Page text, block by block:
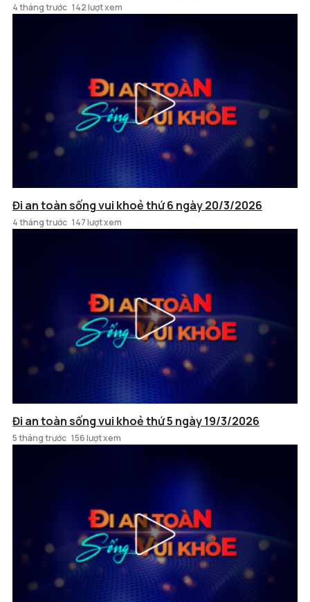
4 tháng trước 142 lượt xem
Đi an toàn sống vui khoẻ thứ 6 ngày 20/3/2026
4 tháng trước 147 lượt xem
Đi an toàn sống vui khoẻ thứ 5 ngày 19/3/2026
5 tháng trước 156 lượt xem